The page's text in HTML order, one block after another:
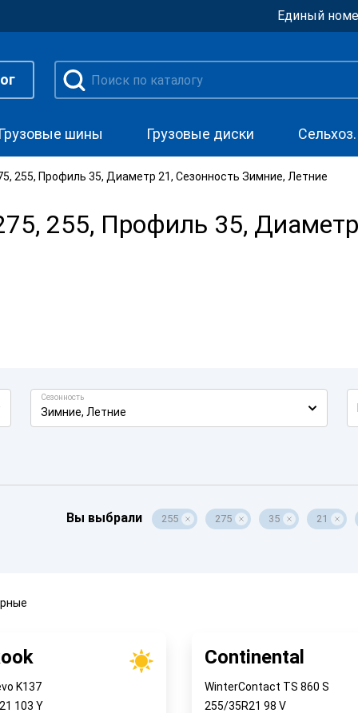
Единый
Грузовые шины Грузовые диски
255, Профиль 35, Диаметр 21, Сезонность Зимние, Летние
255, Профиль 35, Диаметр
Сезонность
Зимние, Летние
Вы выбрали 255 275 35 21
K137
103 Y
Continental
WinterContact TS 860 S
255/35R21 98 V